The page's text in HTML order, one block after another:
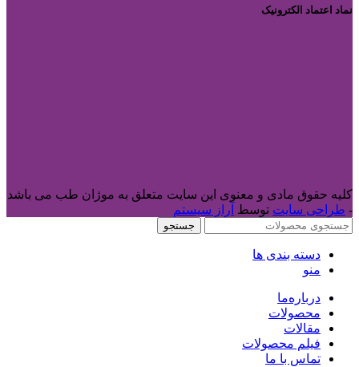
نماد اعتماد الکترونیک
کلیه حقوق مادی و معنوی این سایت متعلق به موژان طب می باشد
- طراحی سایت توسط آراز سیستم
جستجو
دسته بندی ها
منو
درباره‌ما
محصولات
مقالات
فیلم محصولات
تماس با ما